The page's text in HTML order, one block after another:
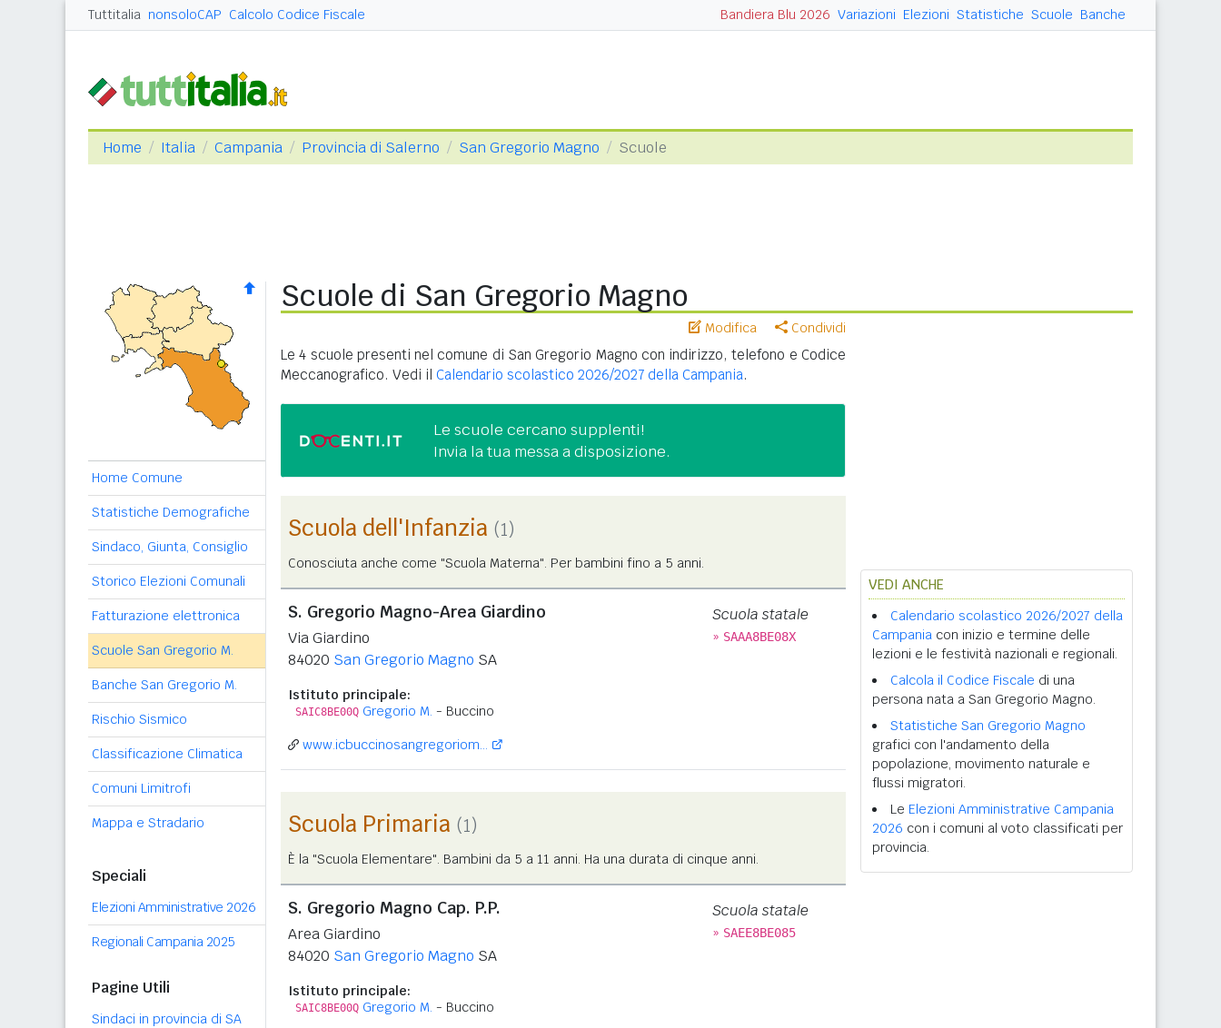
Tuttitalia nonsoloCAP Calcolo Codice Fiscale Bandiera Blu 2026 Variazioni Elezioni Statistiche Scuole Banche
Home Italia Campania Provincia di Salerno San Gregorio Magno Scuole
Home Comune
Statistiche Demografiche
Sindaco, Giunta, Consiglio
Storico Elezioni Comunali
Fatturazione elettronica
Scuole San Gregorio M.
Banche San Gregorio M.
Rischio Sismico
Classificazione Climatica
Comuni Limitrofi
Mappa e Stradario
Speciali
Elezioni Amministrative 2026
Regionali Campania 2025
Pagine Utili
Sindaci in provincia di SA
Scuole di San Gregorio Magno
Modifica Condividi
Le 4 scuole presenti nel comune di San Gregorio Magno con indirizzo, telefono e Codice
Meccanografico. Vedi il Calendario scolastico 2026/2027 della Campania.
Le scuole cercano supplenti!
Invia la tua messa a disposizione.
Scuola dell'Infanzia (1)
Conosciuta anche come "Scuola Materna". Per bambini fino a 5 anni.
S. Gregorio Magno-Area Giardino
Via Giardino
84020 San Gregorio Magno SA
Istituto principale:
SAIC8BE00Q Gregorio M. - Buccino
Scuola statale
» SAAA8BE08X
www.icbuccinosangregoriom...
Scuola Primaria (1)
È la "Scuola Elementare". Bambini da 5 a 11 anni. Ha una durata di cinque anni.
S. Gregorio Magno Cap. P.P.
Area Giardino
84020 San Gregorio Magno SA
Istituto principale:
SAIC8BE00Q Gregorio M. - Buccino
Scuola statale
» SAEE8BE085
VEDI ANCHE
Calendario scolastico 2026/2027 della
Campania con inizio e termine delle
lezioni e le festività nazionali e regionali.
Calcola il Codice Fiscale di una
persona nata a San Gregorio Magno.
Statistiche San Gregorio Magno
grafici con l'andamento della
popolazione, movimento naturale e
flussi migratori.
Le Elezioni Amministrative Campania
2026 con i comuni al voto classificati per
provincia.